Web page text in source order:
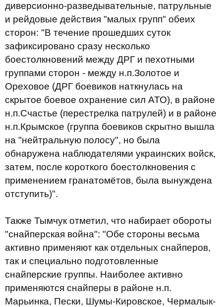
диверсионно-разведывательные, патрульные
и рейдовые действия "малых групп" обеих
сторон: "В течение прошедших суток
зафиксировано сразу несколько
боестолкновений между ДРГ и пехотными
группами сторон - между н.п.Золотое и
Ореховое (ДРГ боевиков наткнулась на
скрытое боевое охранение сил АТО), в районе
н.п.Счастье (перестрелка патрулей) и в районе
н.п.Крымское (группа боевиков скрытно вышла
на "нейтральную полосу", но была
обнаружена наблюдателями украинских войск,
затем, после короткого боестолкновения с
применением гранатомётов, была вынуждена
отступить)".
Также Тымчук отметил, что набирает обороты
"снайперская война": "Обе стороны весьма
активно применяют как отдельных снайперов,
так и специально подготовленные
снайперские группы. Наиболее активно
применяются снайперы в районе н.п.
Марьинка, Пески, Шумы-Кировское, Чермалык-